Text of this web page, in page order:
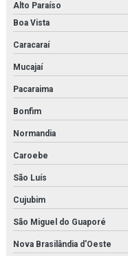
Alto Paraíso
Boa Vista
Caracaraí
Mucajaí
Pacaraima
Bonfim
Normandia
Caroebe
São Luís
Cujubim
São Miguel do Guaporé
Nova Brasilândia d'Oeste